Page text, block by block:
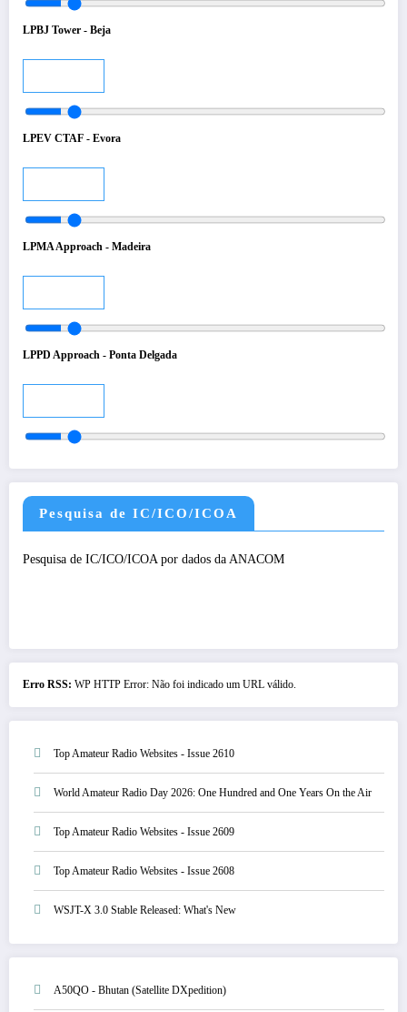
LPBJ Tower - Beja
LPEV CTAF - Evora
LPMA Approach - Madeira
LPPD Approach - Ponta Delgada
Pesquisa de IC/ICO/ICOA
Pesquisa de IC/ICO/ICOA por dados da ANACOM
Erro RSS: WP HTTP Error: Não foi indicado um URL válido.
Top Amateur Radio Websites - Issue 2610
World Amateur Radio Day 2026: One Hundred and One Years On the Air
Top Amateur Radio Websites - Issue 2609
Top Amateur Radio Websites - Issue 2608
WSJT-X 3.0 Stable Released: What's New
A50QO - Bhutan (Satellite DXpedition)